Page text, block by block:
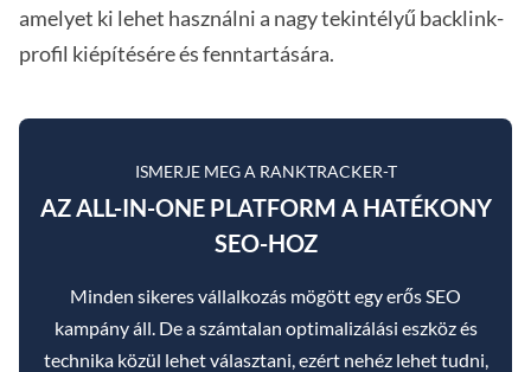
amelyet ki lehet használni a nagy tekintélyű backlink-
profil kiépítésére és fenntartására.
ISMERJE MEG A RANKTRACKER-T
AZ ALL-IN-ONE PLATFORM A HATÉKONY
SEO-HOZ
Minden sikeres vállalkozás mögött egy erős SEO
kampány áll. De a számtalan optimalizálási eszköz és
technika közül lehet választani, ezért nehéz lehet tudni,